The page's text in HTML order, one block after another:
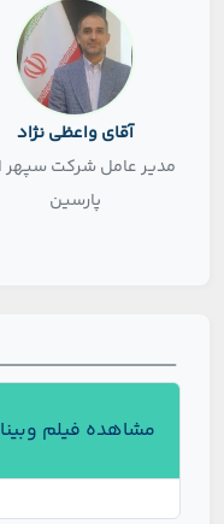
آقای واعظی نژاد
مدیر عامل شرکت سپهر
پارسین
مشاهده فیلم